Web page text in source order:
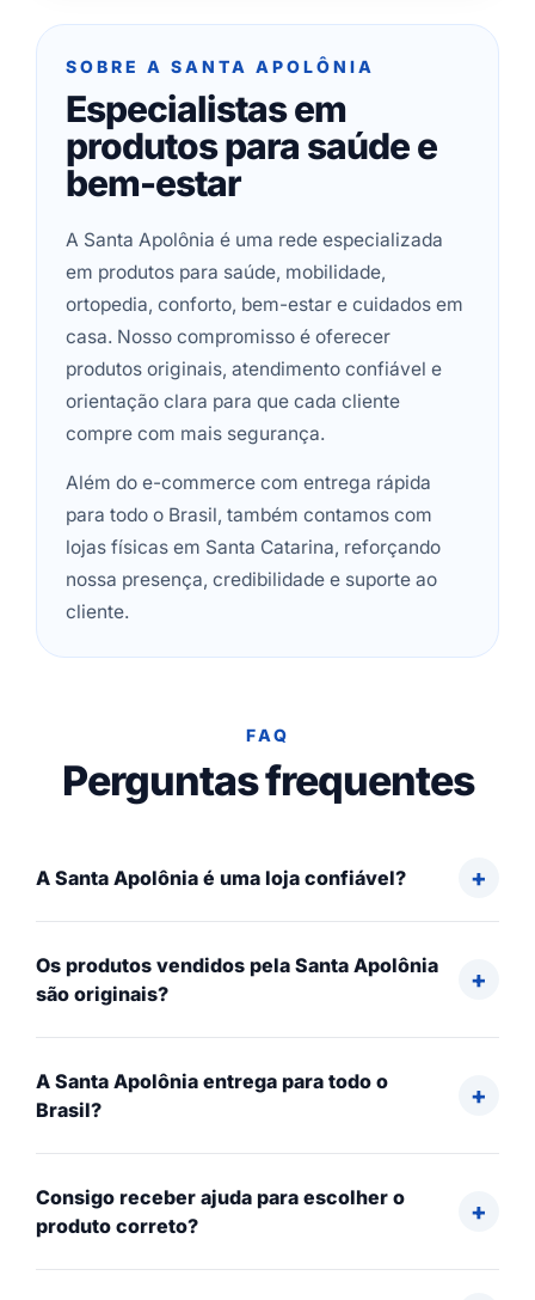
SOBRE A SANTA APOLÔNIA
Especialistas em
produtos para saúde e
bem-estar
A Santa Apolônia é uma rede especializada
em produtos para saúde, mobilidade,
ortopedia, conforto, bem-estar e cuidados em
casa. Nosso compromisso é oferecer
produtos originais, atendimento confiável e
orientação clara para que cada cliente
compre com mais segurança.
Além do e-commerce com entrega rápida
para todo o Brasil, também contamos com
lojas físicas em Santa Catarina, reforçando
nossa presença, credibilidade e suporte ao
cliente.
FAQ
Perguntas frequentes
A Santa Apolônia é uma loja confiável?
Os produtos vendidos pela Santa Apolônia
são originais?
A Santa Apolônia entrega para todo o
Brasil?
Consigo receber ajuda para escolher o
produto correto?